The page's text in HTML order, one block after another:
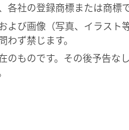
社の登録商標または商標で
よび画像（写真、イラスト
ず禁じます。
のものです。その後予告な